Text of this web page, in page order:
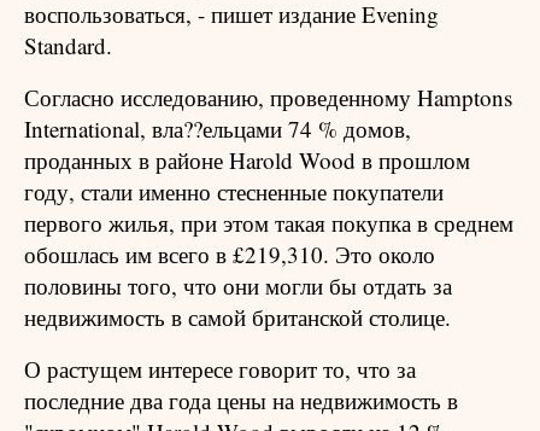
воспользоваться, - пишет издание Evening
Standard.
Согласно исследованию, проведенному Hamptons
International, вла??ельцами 74 % домов,
проданных в районе Harold Wood в прошлом
году, стали именно стесненные покупатели
первого жилья, при этом такая покупка в среднем
обошлась им всего в £219,310. Это около
половины того, что они могли бы отдать за
недвижимость в самой британской столице.
О растущем интересе говорит то, что за
последние два года цены на недвижимость в